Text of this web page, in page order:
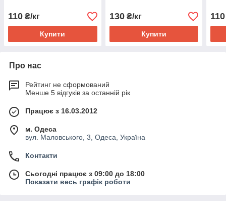
110 ₴/кг
Купити
130₴/кг
Купити
110
Про нас
Рейтинг не сформований
Менше 5 відгуків за останній рік
Працює з 16.03.2012
м. Одеса
вул. Маловського, 3, Одеса, Україна
Контакти
Сьогодні працює з 09:00 до 18:00
Показати весь графік роботи